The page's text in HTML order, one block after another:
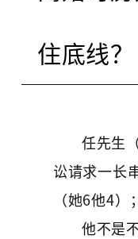
住底线？
任先生
讼请求一长
（她6他4
他不是